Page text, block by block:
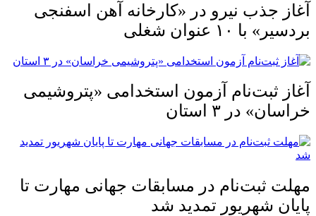
آغاز جذب نیرو در «کارخانه آهن اسفنجی
بردسیر» با ۱۰ عنوان شغلی
آغاز ثبت‌نام آزمون استخدامی «پتروشیمی
خراسان» در ۳ استان
مهلت ثبت‌نام در مسابقات جهانی مهارت تا
پایان شهریور تمدید شد